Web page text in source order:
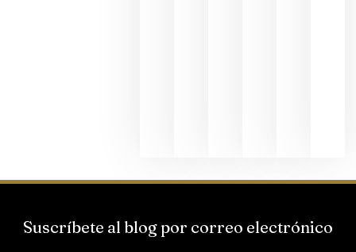
Suscríbete al blog por correo electrónico